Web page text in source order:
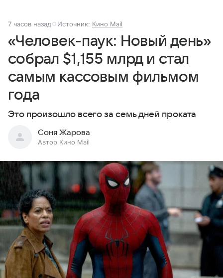
7 часов назад Источник: Кино Mail
«Человек-паук: Новый день»
собрал $1,155 млрд и стал
самым кассовым фильмом
года
Это произошло всего за семь дней проката
Соня Жарова
Автор Кино Mail